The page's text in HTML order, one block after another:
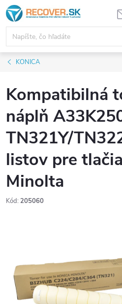
Prejsť
na
obsah
KONICA
Kompatibilná
náplň
TN321Y/
listov pre
Minolta
Kód: 205060